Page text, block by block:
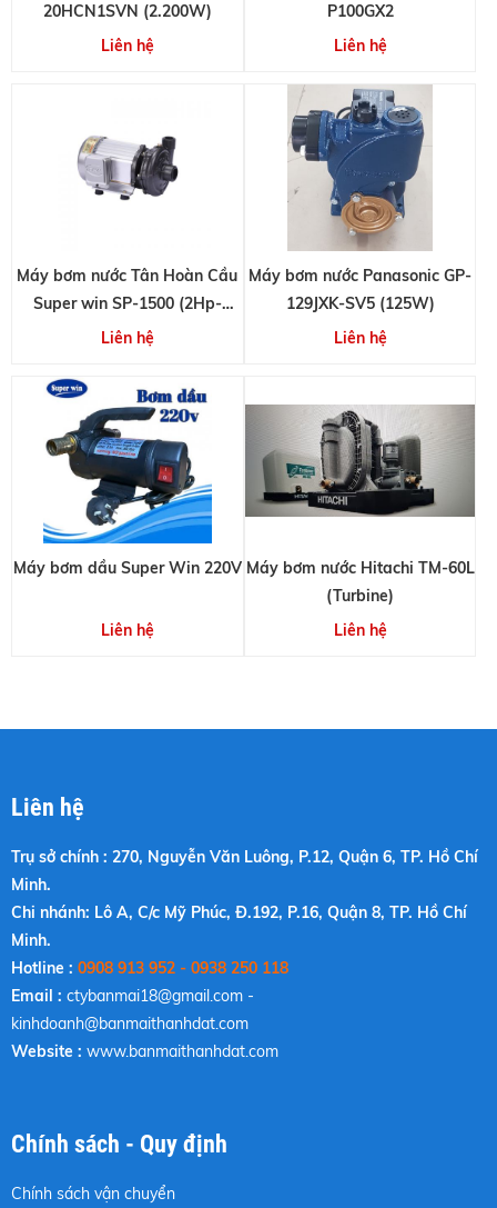
20HCN1SVN (2.200W)
Liên hệ
P100GX2
Liên hệ
Máy bơm nước Tân Hoàn Cầu
Super win SP-1500 (2Hp-
29m3/h)
Liên hệ
Máy bơm nước Panasonic GP-
129JXK-SV5 (125W)
Liên hệ
Máy bơm dầu Super Win 220V
Liên hệ
Máy bơm nước Hitachi TM-60L
(Turbine)
Liên hệ
Liên hệ
Trụ sở chính : 270, Nguyễn Văn Luông, P.12, Quận 6, TP. Hồ Chí
Minh.
Chi nhánh: Lô A, C/c Mỹ Phúc, Đ.192, P.16, Quận 8, TP. Hồ Chí
Minh.
Hotline : 0908 913 952 - 0938 250 118
Email : ctybanmai18@gmail.com -
kinhdoanh@banmaithanhdat.com
Website : www.banmaithanhdat.com
Chính sách - Quy định
Chính sách vận chuyển